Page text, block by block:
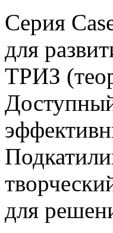
Серия
для
ТРИЗ
для